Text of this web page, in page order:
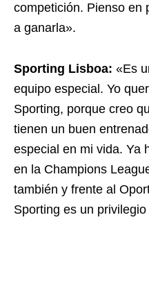
competición. Pienso en
a ganarla».
Sporting Lisboa: «Es
equipo especial. Yo
Sporting, porque creo
tienen un buen
especial en mi vida. Ya
en la Champions
también y frente al
Sporting es un